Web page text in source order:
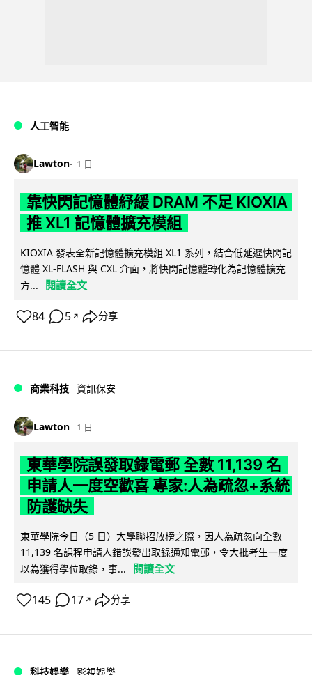
人工智能
Lawton 1 日
靠快閃記憶體紓緩 DRAM 不足 KIOXIA
推 XL1 記憶體擴充模組
KIOXIA 發表全新記憶體擴充模組 XL1 系列，結合低延遲快閃記
憶體 XL-FLASH 與 CXL 介面，將快閃記憶體轉化為記憶體擴充
方...
閱讀全文
84 5 ↗ 分享
商業科技 資訊保安
Lawton 1 日
東華學院誤發取錄電郵 全數 11,139 名
申請人一度空歡喜 專家:人為疏忽+系統
防護缺失
東華學院今日（5 日）大學聯招放榜之際，因人為疏忽向全數
11,139 名課程申請人錯誤發出取錄通知電郵，令大批考生一度
以為獲得學位取錄，事...
閱讀全文
145 17 ↗ 分享
科技娛樂 影視娛樂